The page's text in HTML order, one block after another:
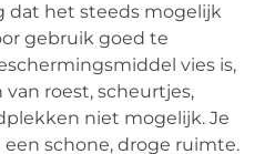
dat het steeds mogelijk
gebruik goed te
vies is,
roest, scheurtjes,
niet mogelijk. Je
een schone, droge ruimte.